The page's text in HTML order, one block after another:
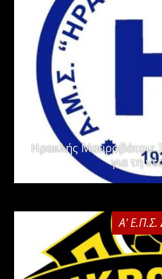
Ηρακλής Μαυροβάτου:
για τη
Α' Ε.Π.Σ.